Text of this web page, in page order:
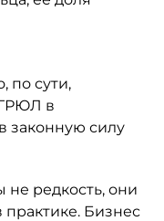
по сути,
в
законную силу
редкость, они
практике. Бизнес